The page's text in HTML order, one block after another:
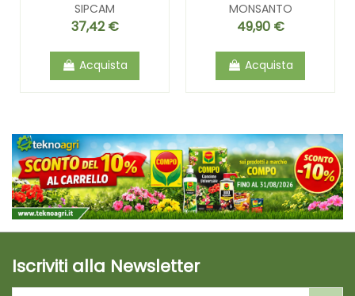
SIPCAM
37,42 €
Acquista
MONSANTO
49,90 €
Acquista
Iscriviti alla Newsletter